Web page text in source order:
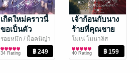
เกิดใหม่คราวนี้
ขอเป็นตัว
มารดาไร้ใจ
รอยหมึก / ม็อคนิญ่า
นิยายรัก
34 Rating
เจ้าก้อนกับนาง
ร้ายที่คุณชาย
ไม่ต้องการ
โมเน่ โมนาลิส
นิยายรัก
40 Rating